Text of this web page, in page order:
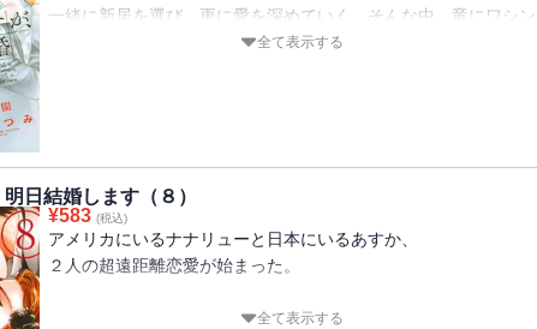
一緒に新居を選び、更に愛を深めていく。そんな中、竜にワシン
トンへの異動の話が。離れるか、共に暮らすか――。選択を迫ら
全て表示する
日結婚します（８）
¥583 (税込)
アメリカにいるナナリューと日本にいるあすか、
２人の超遠距離恋愛が始まった。
忙しい合間をぬって再会を約束する２人だけれど、
全て表示する